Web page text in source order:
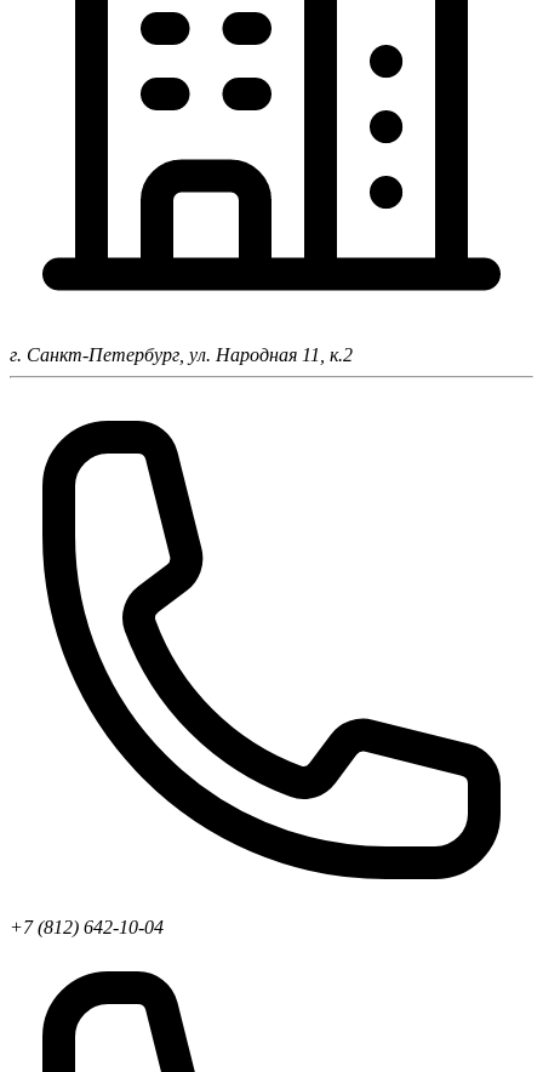
г. Санкт-Петербург, ул. Народная 11, к.2
+7 (812) 642-10-04